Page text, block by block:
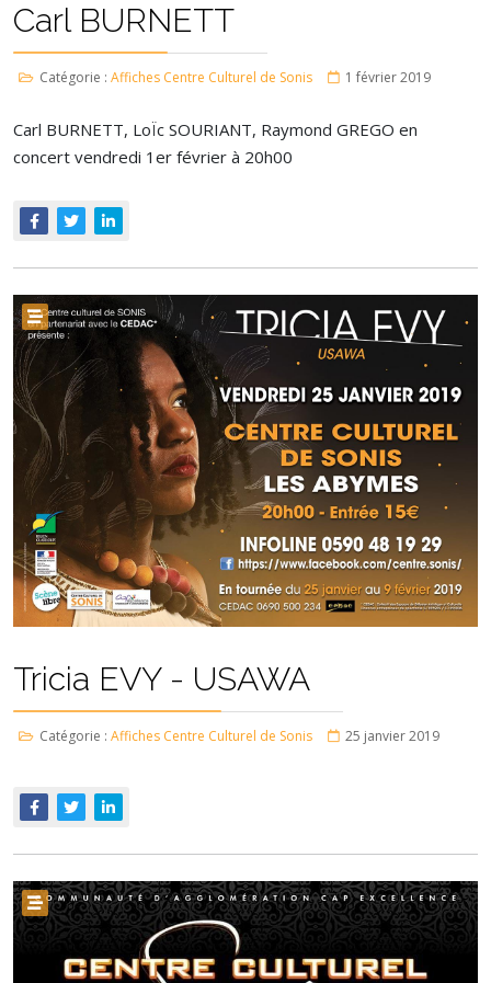
Carl BURNETT
Catégorie : Affiches Centre Culturel de Sonis 1 février 2019
Carl BURNETT, LoÏc SOURIANT, Raymond GREGO en
concert vendredi 1er février à 20h00
Tricia EVY - USAWA
Catégorie : Affiches Centre Culturel de Sonis 25 janvier 2019